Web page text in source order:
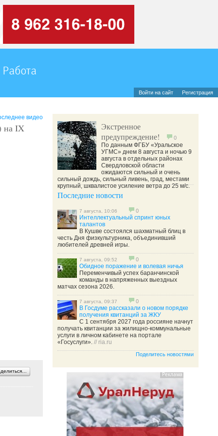
Работа
Войти на сайт Регистрация
видео
на IX
Экстренное
предупреждение!
0
По данным ФГБУ «Уральское
УГМС» днем 8 августа и ночью 9
августа в отдельных районах
Свердловской области
ожидаются сильный и очень
сильный дождь, сильный ливень, град, местами
крупный, шквалистое усиление ветра до 25 м/с.
Последние новости
7 августа, 10:06 0
Интеллектуальный спринт юных
талантов
В Кушве состоялся шахматный блиц в
честь Дня физкультурника, объединивший
любителей древней игры.
7 августа, 09:52 0
Обидное поражение и волевая ничья
Переменчивый успех баранчинской
команды в напряженных выездных
матчах сезона 2026.
7 августа, 09:37 0
В Госдуме рассказали о новом порядке
получения квитанций за ЖКУ
С 1 сентября 2027 года россияне начнут
получать квитанции за жилищно-коммунальные
услуги в личном кабинете на портале
«Госуслуги». // ria.ru
Поделитесь новостями